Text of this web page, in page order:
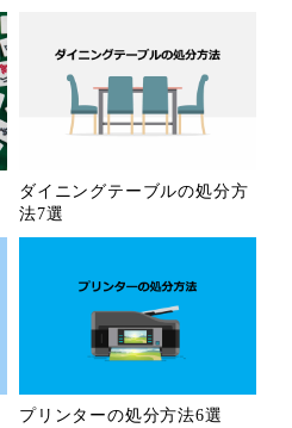
ダイニングテーブルの処分方
法7選
プリンターの処分方法6選